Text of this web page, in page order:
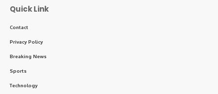
Quick Link
Contact
Privacy Policy
Breaking News
Sports
Technology